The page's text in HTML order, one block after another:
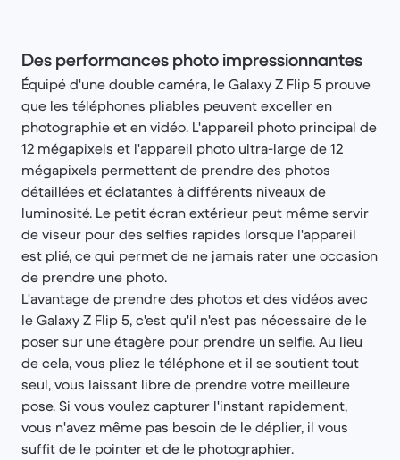
Des performances photo impressionnantes
Équipé d'une double caméra, le Galaxy Z Flip 5 prouve
que les téléphones pliables peuvent exceller en
photographie et en vidéo. L'appareil photo principal de
12 mégapixels et l'appareil photo ultra-large de 12
mégapixels permettent de prendre des photos
détaillées et éclatantes à différents niveaux de
luminosité. Le petit écran extérieur peut même servir
de viseur pour des selfies rapides lorsque l'appareil
est plié, ce qui permet de ne jamais rater une occasion
de prendre une photo.
L'avantage de prendre des photos et des vidéos avec
le Galaxy Z Flip 5, c'est qu'il n'est pas nécessaire de le
poser sur une étagère pour prendre un selfie. Au lieu
de cela, vous pliez le téléphone et il se soutient tout
seul, vous laissant libre de prendre votre meilleure
pose. Si vous voulez capturer l'instant rapidement,
vous n'avez même pas besoin de le déplier, il vous
suffit de le pointer et de le photographier.